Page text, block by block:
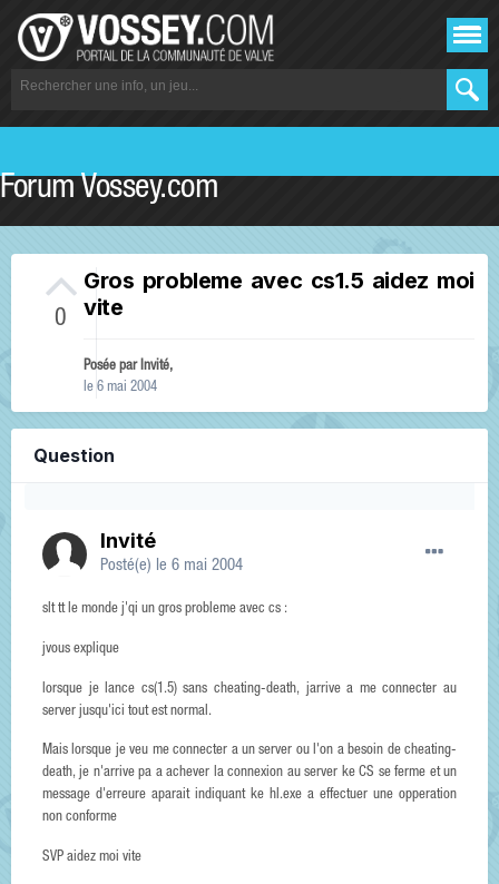
Forum Vossey.com
0
Gros probleme avec cs1.5 aidez moi
vite
Posée par Invité,
le 6 mai 2004
Question
Invité
Posté(e) le 6 mai 2004
slt tt le monde j'qi un gros probleme avec cs :
jvous explique
lorsque je lance cs(1.5) sans cheating-death, jarrive a me connecter au
server jusqu'ici tout est normal.
Mais lorsque je veu me connecter a un server ou l'on a besoin de cheating-
death, je n'arrive pa a achever la connexion au server ke CS se ferme et un
message d'erreure aparait indiquant ke hl.exe a effectuer une opperation
non conforme
SVP aidez moi vite